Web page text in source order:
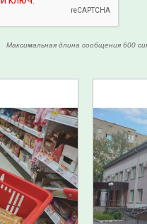
Максимальная длина сообщения 600